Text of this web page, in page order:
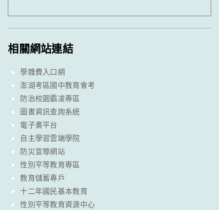
相關網站連結
學雜費入口網
澎湖考區國中教育會考
防治校園霸凌專區
圖書資訊查詢系統
電子書平台
自主學習雲端學院
防災宣導網站
性別平等教育專區
教育儲蓄專戶
十二年國民基本教育
性別平等教育資源中心